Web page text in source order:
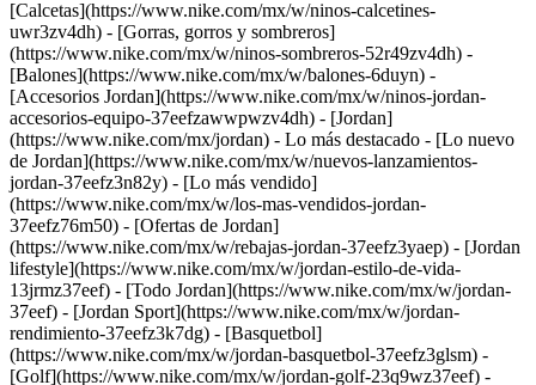
[Calcetas](https://www.nike.com/mx/w/ninos-calcetines-
uwr3zv4dh) - [Gorras, gorros y sombreros]
(https://www.nike.com/mx/w/ninos-sombreros-52r49zv4dh) -
[Balones](https://www.nike.com/mx/w/balones-6duyn) -
[Accesorios Jordan](https://www.nike.com/mx/w/ninos-jordan-
accesorios-equipo-37eefzawwpwzv4dh) - [Jordan]
(https://www.nike.com/mx/jordan) - Lo más destacado - [Lo nuevo
de Jordan](https://www.nike.com/mx/w/nuevos-lanzamientos-
jordan-37eefz3n82y) - [Lo más vendido]
(https://www.nike.com/mx/w/los-mas-vendidos-jordan-
37eefz76m50) - [Ofertas de Jordan]
(https://www.nike.com/mx/w/rebajas-jordan-37eefz3yaep) - [Jordan
lifestyle](https://www.nike.com/mx/w/jordan-estilo-de-vida-
13jrmz37eef) - [Todo Jordan](https://www.nike.com/mx/w/jordan-
37eef) - [Jordan Sport](https://www.nike.com/mx/w/jordan-
rendimiento-37eefz3k7dg) - [Basquetbol]
(https://www.nike.com/mx/w/jordan-basquetbol-37eefz3glsm) -
[Golf](https://www.nike.com/mx/w/jordan-golf-23q9wz37eef) -